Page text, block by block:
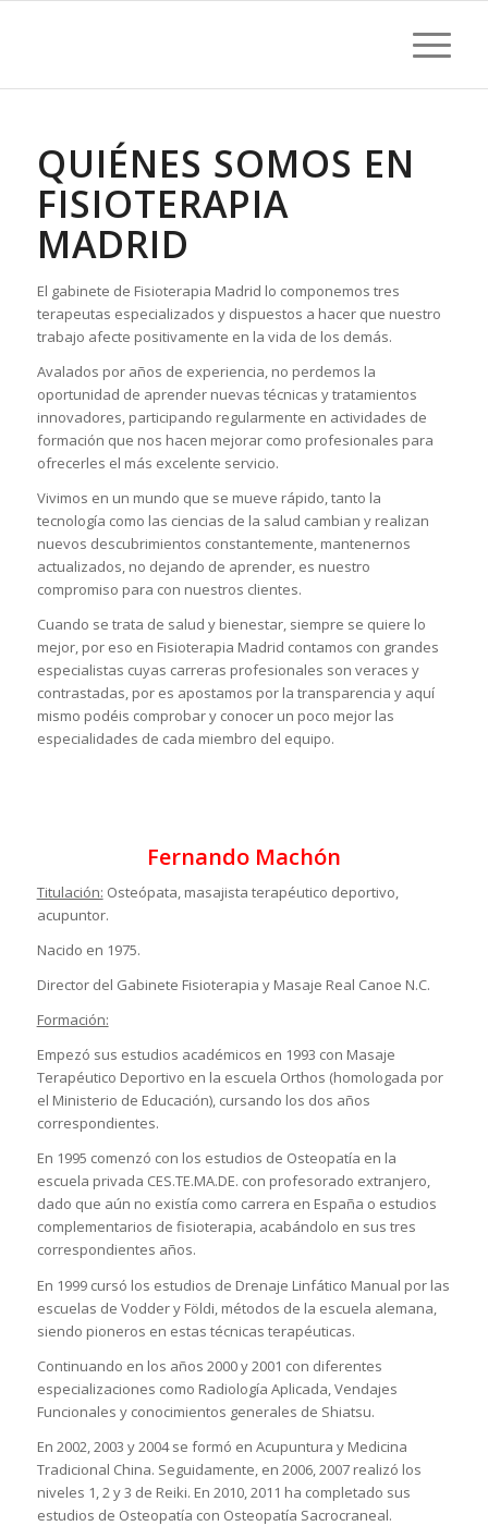
QUIÉNES SOMOS EN
FISIOTERAPIA
MADRID
El gabinete de Fisioterapia Madrid lo componemos tres
terapeutas especializados y dispuestos a hacer que nuestro
trabajo afecte positivamente en la vida de los demás.
Avalados por años de experiencia, no perdemos la
oportunidad de aprender nuevas técnicas y tratamientos
innovadores, participando regularmente en actividades de
formación que nos hacen mejorar como profesionales para
ofrecerles el más excelente servicio.
Vivimos en un mundo que se mueve rápido, tanto la
tecnología como las ciencias de la salud cambian y realizan
nuevos descubrimientos constantemente, mantenernos
actualizados, no dejando de aprender, es nuestro
compromiso para con nuestros clientes.
Cuando se trata de salud y bienestar, siempre se quiere lo
mejor, por eso en Fisioterapia Madrid contamos con grandes
especialistas cuyas carreras profesionales son veraces y
contrastadas, por es apostamos por la transparencia y aquí
mismo podéis comprobar y conocer un poco mejor las
especialidades de cada miembro del equipo.
Fernando Machón
Titulación: Osteópata, masajista terapéutico deportivo,
acupuntor.
Nacido en 1975.
Director del Gabinete Fisioterapia y Masaje Real Canoe N.C.
Formación:
Empezó sus estudios académicos en 1993 con Masaje
Terapéutico Deportivo en la escuela Orthos (homologada por
el Ministerio de Educación), cursando los dos años
correspondientes.
En 1995 comenzó con los estudios de Osteopatía en la
escuela privada CES.TE.MA.DE. con profesorado extranjero,
dado que aún no existía como carrera en España o estudios
complementarios de fisioterapia, acabándolo en sus tres
correspondientes años.
En 1999 cursó los estudios de Drenaje Linfático Manual por las
escuelas de Vodder y Földi, métodos de la escuela alemana,
siendo pioneros en estas técnicas terapéuticas.
Continuando en los años 2000 y 2001 con diferentes
especializaciones como Radiología Aplicada, Vendajes
Funcionales y conocimientos generales de Shiatsu.
En 2002, 2003 y 2004 se formó en Acupuntura y Medicina
Tradicional China. Seguidamente, en 2006, 2007 realizó los
niveles 1, 2 y 3 de Reiki. En 2010, 2011 ha completado sus
estudios de Osteopatía con Osteopatía Sacrocraneal.